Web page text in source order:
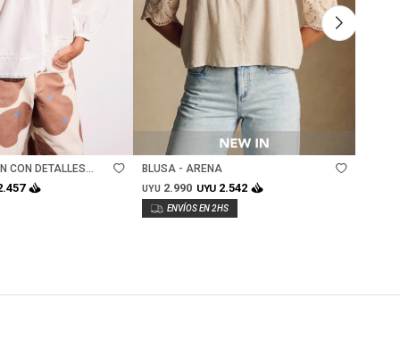
CON DETALLES
Talle
BLUSA - ARENA
UYU 2.990 UYU 2.542